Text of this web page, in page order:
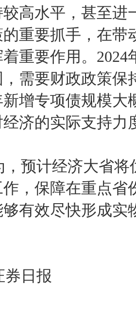
高水平，甚至进
重要抓手，在带
重要作用。
需要财政政策保
新增专项债规模
济的实际支持力
，预计经济大省
，保障在重点省
有效尽快形成实
券日报